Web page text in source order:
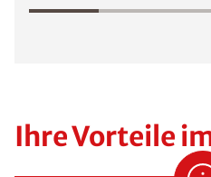
Ihre Vorteile
Voraussetzung für den